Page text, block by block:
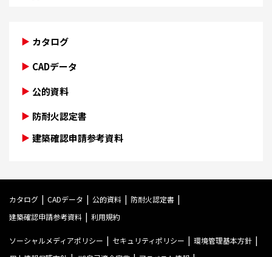
カタログ
CADデータ
公的資料
防耐火認定書
建築確認申請参考資料
カタログ CADデータ 公的資料
防耐火認定書
建築確認申請参考資料
利用規約
ソーシャルメディアポリシー セキュリティポリシー
環境管理基本方針